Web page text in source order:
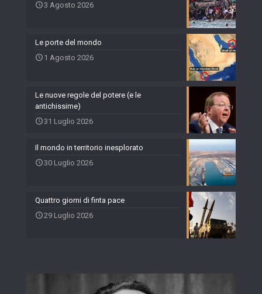
3 Agosto 2026
Le porte del mondo
1 Agosto 2026
Le nuove regole del potere (e le
antichissime)
31 Luglio 2026
Il mondo in territorio inesplorato
30 Luglio 2026
Quattro giorni di finta pace
29 Luglio 2026